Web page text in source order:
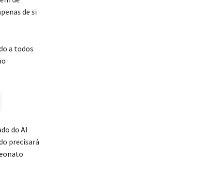
de si
a todos
do Al
precisará